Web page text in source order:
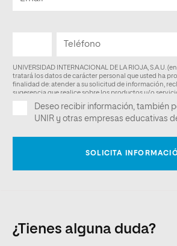
¿Tienes alguna duda?